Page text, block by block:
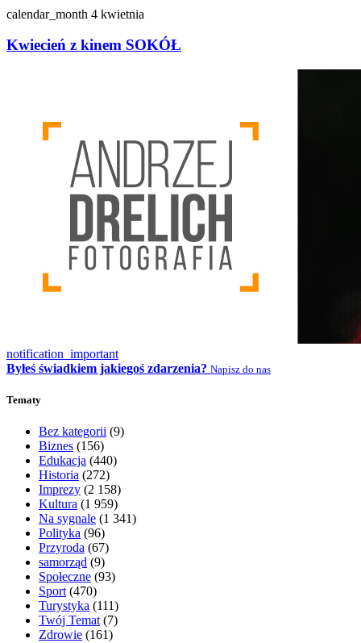
calendar_month 4 kwietnia
Kwiecień z kinem SOKÓŁ
notification_important
Byłeś świadkiem jakiegoś zdarzenia? Napisz do nas
Tematy
Bez kategorii (9)
Biznes (156)
Edukacja (440)
Historia (272)
Imprezy (2 158)
Kultura (1 959)
Na sygnale (1 341)
Polityka (96)
Przyroda (67)
samorząd (9)
Społeczne (93)
Sport(470)
Turystyka (111)
Twój Temat(7)
Zdrowie (161)